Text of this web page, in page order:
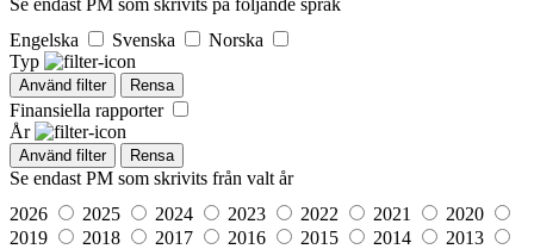
Engelska
Svenska
Norska
Typ
Använd filter Rensa
Finansiella rapporter
År
Använd filter Rensa
Se endast PM som skrivits från valt år
2026
2025 2024 2023 2022 2021
2020
2019
2018 2017 2016 2015 2014
2013